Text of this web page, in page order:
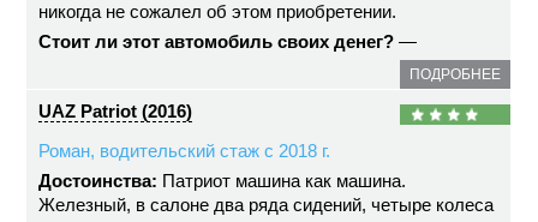
никогда не сожалел об этом приобретении.
Стоит ли этот автомобиль своих денег? —
ПОДРОБНЕЕ
UAZ Patriot (2016)
Роман, водительский стаж с 2018 г.
Достоинства: Патриот машина как машина.
Железный, в салоне два ряда сидений, четыре колеса